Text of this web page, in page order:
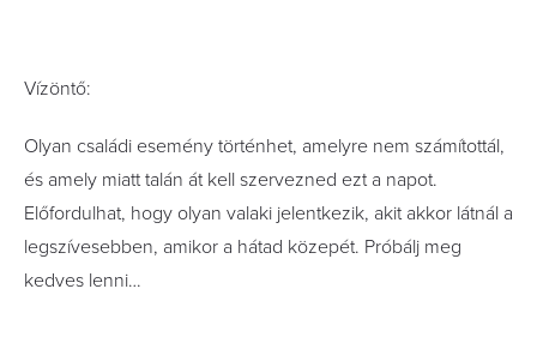
Vízöntő:
Olyan családi esemény történhet, amelyre nem számítottál,
és amely miatt talán át kell szervezned ezt a napot.
Előfordulhat, hogy olyan valaki jelentkezik, akit akkor látnál a
legszívesebben, amikor a hátad közepét. Próbálj meg
kedves lenni…